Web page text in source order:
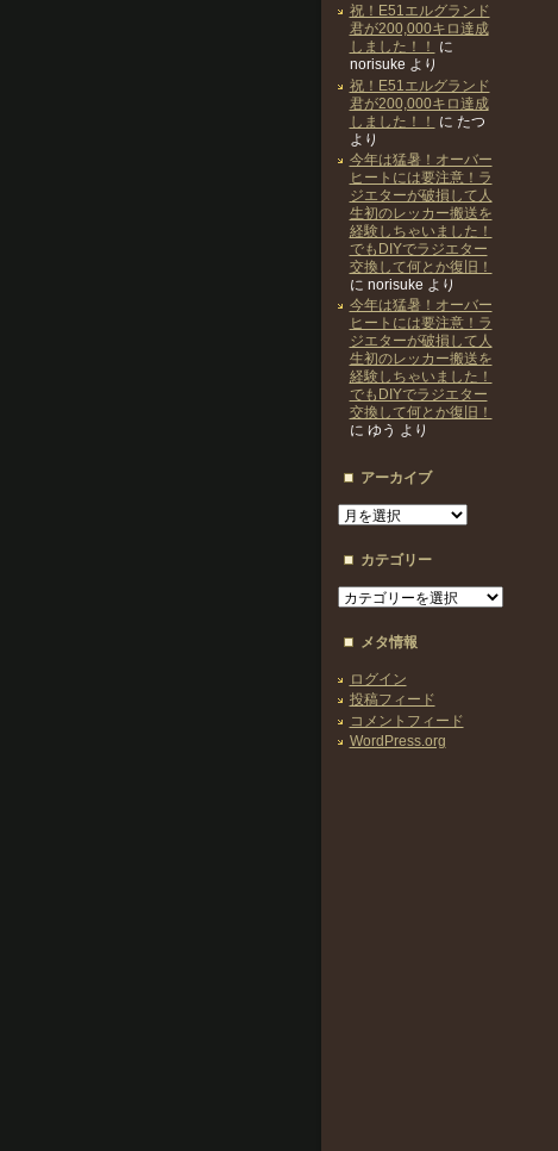
祝！E51エルグランド
君が200,000キロ達成
しました！！
に
norisuke より
祝！E51エルグランド
君が200,000キロ達成
しました！！
に たつ
より
今年は猛暑！オーバー
ヒートには要注意！ラ
ジエターが破損して人
生初のレッカー搬送を
経験しちゃいました！
でもDIYでラジエター
交換して何とか復旧！
に norisuke より
今年は猛暑！オーバー
ヒートには要注意！ラ
ジエターが破損して人
生初のレッカー搬送を
経験しちゃいました！
でもDIYでラジエター
交換して何とか復旧！
に ゆう より
アーカイブ
ア
カ
ブ
カテゴリー
カ
ゴ
ー
メタ情報
ログイン
投稿フィード
コメントフィード
WordPress.org